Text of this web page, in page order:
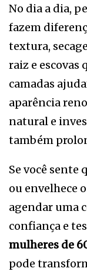
No dia a dia,
fazem
textura,
raiz e escovas
camadas
aparência
natural e
também
Se você sente
ou envelhece
agendar uma
confiança e
mulheres de
pode